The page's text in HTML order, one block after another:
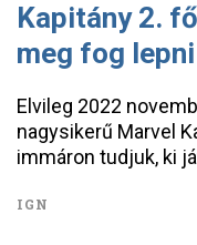
Kapitány 2.
meg fog lepni
Elvileg 2022
nagysikerű Marvel
immáron tudjuk, ki
IGN